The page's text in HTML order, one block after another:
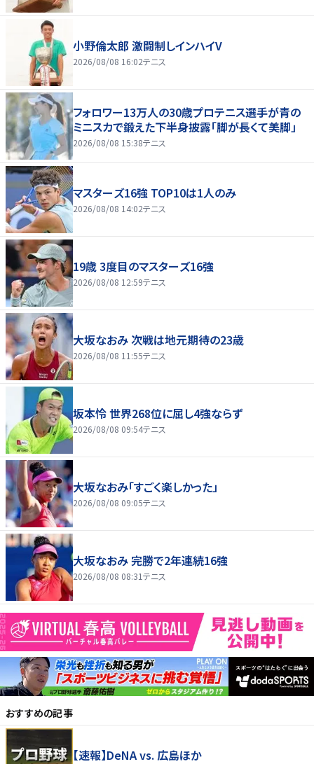
小野倫太郎 激闘制しインハイV
2026/08/08 16:02テニス
フォロワー13万人の30歳プロテニス選手が青の
ミニスカで鍛えた下半身披露「脚が長くて美脚」
2026/08/08 15:38テニス
マスターズ16強 TOP10は1人のみ
2026/08/08 14:02テニス
19歳 3度目のマスターズ16強
2026/08/08 12:59テニス
大坂なおみ 次戦は地元期待の23歳
2026/08/08 11:55テニス
坂本怜 世界268位に屈し4強ならず
2026/08/08 09:54テニス
大坂なおみ「すごく楽しかった」
2026/08/08 09:05テニス
大坂なおみ 完勝で2年連続16強
2026/08/08 08:31テニス
おすすめの記事
【速報】DeNA vs. 広島ほか